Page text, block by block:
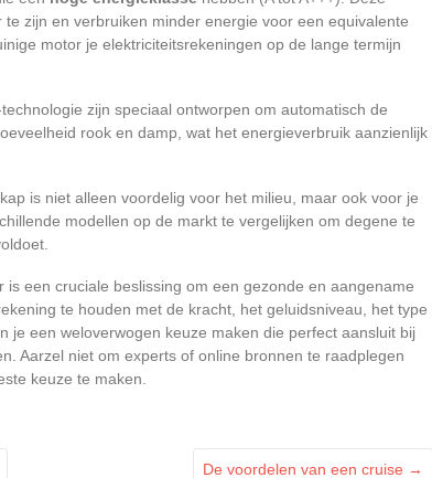
zijn en verbruiken minder energie voor een equivalente
motor je elektriciteitsrekeningen op de lange termijn
zijn speciaal ontworpen om automatisch de
rook en damp, wat het energieverbruik aanzienlijk
is niet alleen voordelig voor het milieu, maar ook voor je
modellen op de markt te vergelijken om degene te
een cruciale beslissing om een gezonde en aangename
te houden met de kracht, het geluidsniveau, het type
je een weloverwogen keuze maken die perfect aansluit bij
Aarzel niet om experts of online bronnen te raadplegen
keuze te maken.
De voordelen van een cruise →